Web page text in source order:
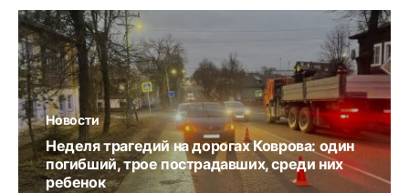
Новости
Неделя трагедий на дорогах Коврова: один
погибший, трое пострадавших, среди них
ребенок